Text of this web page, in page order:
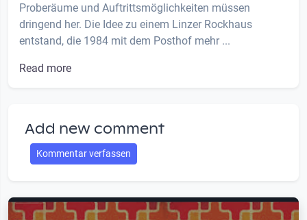
Proberäume und Auftrittsmöglichkeiten müssen
dringend her. Die Idee zu einem Linzer Rockhaus
entstand, die 1984 mit dem Posthof mehr ...
Read more
Add new comment
Kommentar verfassen